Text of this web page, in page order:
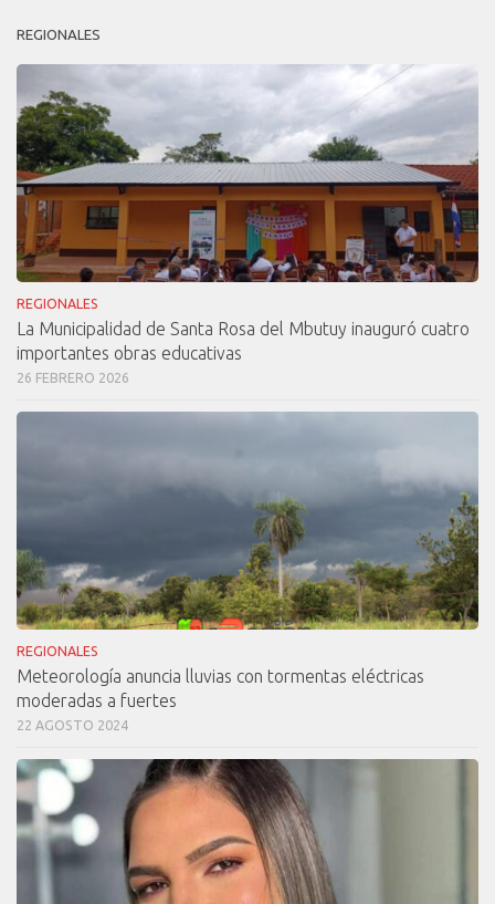
REGIONALES
REGIONALES
La Municipalidad de Santa Rosa del Mbutuy inauguró cuatro
importantes obras educativas
26 FEBRERO 2026
REGIONALES
Meteorología anuncia lluvias con tormentas eléctricas
moderadas a fuertes
22 AGOSTO 2024